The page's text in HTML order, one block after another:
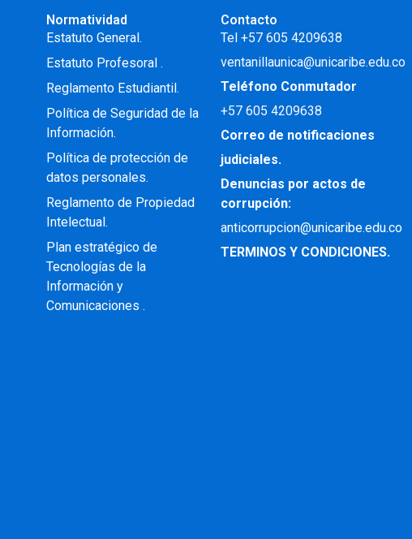
Normatividad
Estatuto General.
Estatuto Profesoral .
Reglamento Estudiantil.
Política de Seguridad de la
Información.
Política de protección de
datos personales.
Reglamento de Propiedad
Intelectual.
Plan estratégico de
Tecnologías de la
Información y
Comunicaciones .
Contacto
Tel +57 605 4209638
ventanillaunica@unicaribe.edu.co
Teléfono Conmutador
+57605 4209638
Correo de notificaciones
judiciales.
Denuncias por actos de
corrupción:
anticorrupcion@unicaribe.edu.co
TERMINOS Y CONDICIONES.